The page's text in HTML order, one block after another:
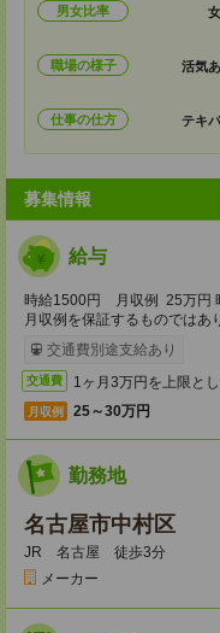
男女比率
職場の様子 活気
仕事の仕方 テキ
募集情報
給与
時給1500円 月収例 25万円
月収例を保証するものではあ
交通費別途支給あり
交通費 1ヶ月3万円を上限と
月収例 25～30万円
勤務地
名古屋市中村区
JR 名古屋 徒歩3分
メーカー